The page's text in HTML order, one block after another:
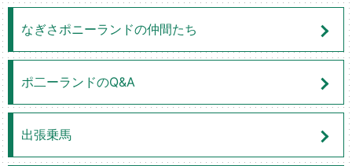
なぎさポニーランドの仲間たち
ポ二ーランドのQ&A
出張乗馬